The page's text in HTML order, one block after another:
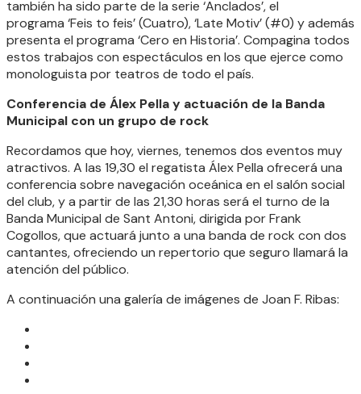
también ha sido parte de la serie ‘Anclados’, el
programa ‘Feis to feis’ (Cuatro), ‘Late Motiv’ (#0) y además
presenta el programa ‘Cero en Historia’. Compagina todos
estos trabajos con espectáculos en los que ejerce como
monologuista por teatros de todo el país.
Conferencia de Álex Pella y actuación de la Banda
Municipal con un grupo de rock
Recordamos que hoy, viernes, tenemos dos eventos muy
atractivos. A las 19,30 el regatista Álex Pella ofrecerá una
conferencia sobre navegación oceánica en el salón social
del club, y a partir de las 21,30 horas será el turno de la
Banda Municipal de Sant Antoni, dirigida por Frank
Cogollos, que actuará junto a una banda de rock con dos
cantantes, ofreciendo un repertorio que seguro llamará la
atención del público.
A continuación una galería de imágenes de Joan F. Ribas: